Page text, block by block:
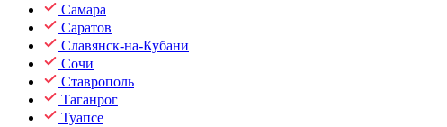
Самара
Саратов
Славянск-на-Кубани
Сочи
Ставрополь
Таганрог
Туапсе